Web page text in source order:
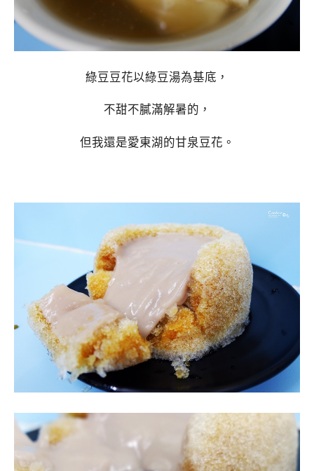
綠豆豆花以綠豆湯為基底，
不甜不膩滿解暑的，
但我還是愛東湖的甘泉豆花。